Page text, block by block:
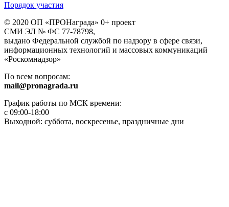
Порядок участия
© 2020 ОП «ПРОНаграда» 0+ проект
СМИ ЭЛ № ФС 77-78798,
выдано Федеральной службой по надзору в сфере связи,
информационных технологий и массовых коммуникаций
«Роскомнадзор»
По всем вопросам:
mail@pronagrada.ru
График работы по МСК времени:
с 09:00-18:00
Выходной: суббота, воскресенье, праздничные дни